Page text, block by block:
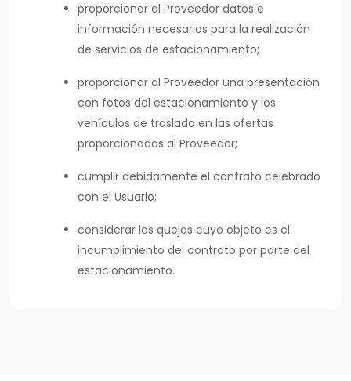
proporcionar al Proveedor datos e
información necesarios para la realización
de servicios de estacionamiento;
proporcionar al Proveedor una presentación
con fotos del estacionamiento y los
vehículos de traslado en las ofertas
proporcionadas al Proveedor;
cumplir debidamente el contrato celebrado
con el Usuario;
considerar las quejas cuyo objeto es el
incumplimiento del contrato por parte del
estacionamiento.